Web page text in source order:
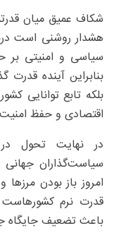
شکاف عمیق میان
هشدار روشنی است
سیاسی و امنیتی بر
بنابراین آینده قدرت
بلکه تابع توانایی
اقتصادی و حفظ
در نهایت تحول
سیاست‌گذاران جهانی
امروز باز بودن
قدرت نرم
باعث تضعیف جایگاه